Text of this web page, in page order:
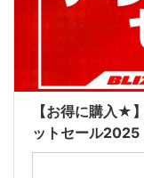
【お得に購入★
ットセール2025